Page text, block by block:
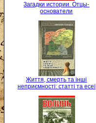
Загадки истории. Отцы-
основатели
Життя, смерть та інші
неприємності: статті та есеї